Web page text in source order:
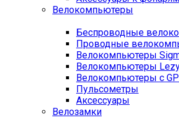
Велокомпьютеры
Беспроводные
Проводные
Велокомпьютеры
Велокомпьютеры
Велокомпьютеры с
Пульсометры
Аксессуары
Велозамки